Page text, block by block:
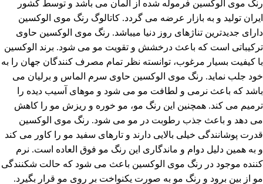
رنگ موی الوکسین فرموله شده از آلمان می باشد و توسط کشور
ایران تولید و به بازار عرضه می گردد. کاتالوگ رنگ موی الوکسین
دارای جدیدترین تناژهای روز دنیا میباشد. رنگ موی الوکسین حاوی
ترکیباتی است که باعث درخشش و تقویت مو می شود. برند الوکسین
با کیفیت بسیار مرغوب، توانسته نظر تمام مصرف کنندگان جهان را به
خود جلب نماید. رنگ موی الوکسین حاوی سرم الماس و برلیان می
باشد که باعث نرمی و لطافت مو می شود و موهای آسیب دیده را
ترمیم می کند. همچنین این رنگ مو، مو خوره و ریزش مو را کاهش
می دهد و باعث جذب رطوبت در مو می شود. رنگ موی الوکسین
قدرت پوشانندگی خیلی بالایی دارند و تارهای سفید مو را کاور می کند
و به همین دلیل دوام و ماندگاری این رنگ مو فوق العاده است. نرم
کننده موجود در رنگ موی الوکسین باعث می شود که حالت شکنندگی
مو از بین برود و رنگ مو به صورت یکنواخت بر روی مو قرار بگیرد.